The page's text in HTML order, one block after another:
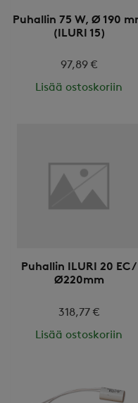
Puhallin 75 W, Ø 190
(ILURI 15)
97,89 €
Lisää ostoskoriin
Puhallin ILURI 20 EC /
Ø220mm
318,77 €
Lisää ostoskoriin